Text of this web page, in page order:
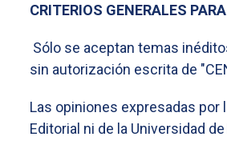
CRITERIOS GENERALES
Sólo se aceptan temas
sin autorización escrita de
Las opiniones expresadas
Editorial ni de la Universidad de